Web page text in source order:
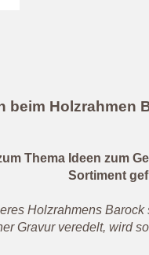
beim Holzrahmen
Thema Ideen zum
Sortiment
Holzrahmens
Gravur veredelt, wird